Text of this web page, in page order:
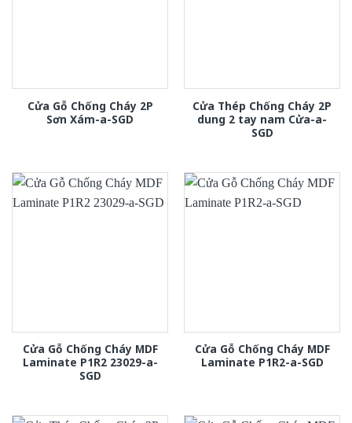
Cửa Gỗ Chống Cháy 2P
Sơn Xám-a-SGD
Cửa Thép Chống Cháy 2P
dung 2 tay nam Cửa-a-
SGD
Cửa Gỗ Chống Cháy MDF
Laminate P1R2 23029-a-
SGD
Cửa Gỗ Chống Cháy MDF
Laminate P1R2-a-SGD